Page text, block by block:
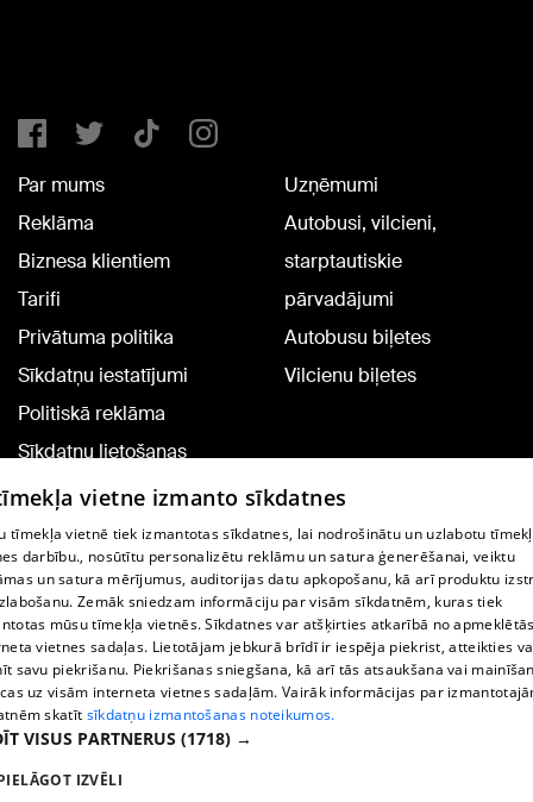
Par mums
Reklāma
Biznesa klientiem
Tarifi
Privātuma politika
Sīkdatņu iestatījumi
Politiskā reklāma
Sīkdatņu lietošanas
noteikumi
Komentāru pievienošana
Uzņēmumi
Autobusi, vilcieni,
starptautiskie
pārvadājumi
Autobusu biļetes
Vilcienu biļetes
TV programma
Līguma noteikumi
360 Ziņu kontakti
Helio Media
Portāla palīdzības dienests: e-pasts -
vietne izmanto sīkdatnes
tīmekļa vietnē tiek izmantotas sīkdatnes, lai nodrošinātu un uzlabotu
darbību., nosūtītu personalizētu reklāmu un satura ģenerēšanai, veiktu
un satura mērījumus, auditorijas datu apkopošanu, kā arī produktu
Zemāk sniedzam informāciju par visām sīkdatnēm, kuras tiek
mūsu tīmekļa vietnēs. Sīkdatnes var atšķirties atkarībā no
vietnes sadaļas. Lietotājam jebkurā brīdī ir iespēja piekrist, atteikties
savu piekrišanu. Piekrišanas sniegšana, kā arī tās atsaukšana vai
uz visām interneta vietnes sadaļām. Vairāk informācijas par
skatīt sīkdatņu izmantošanas noteikumos.
VISUS PARTNERUS (1718) →
IZVĒLI